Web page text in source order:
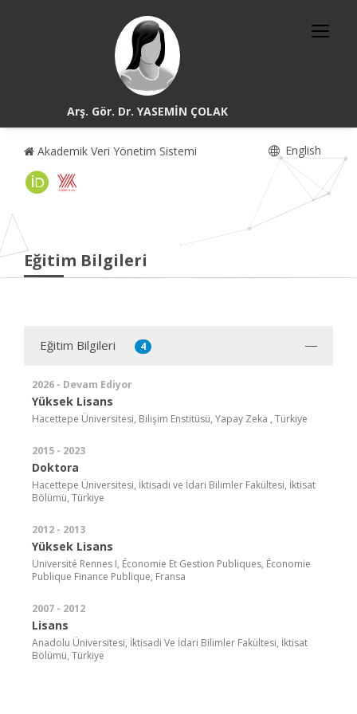
Arş. Gör. Dr. YASEMİN ÇOLAK
Akademik Veri Yönetim Sistemi English
Eğitim Bilgileri
Eğitim Bilgileri 4
2026 - Devam Ediyor
Yüksek Lisans
Hacettepe Üniversitesi, Bilişim Enstitüsü, Yapay Zeka , Türkiye
2015 - 2023
Doktora
Hacettepe Üniversitesi, İktisadi ve İdari Bilimler Fakültesi, İktisat
Bölümü, Türkiye
2012 - 2013
Yüksek Lisans
Université Rennes I, Économie Et Gestion Publiques, Économie
Publique Finance Publique, Fransa
2007 - 2012
Lisans
Anadolu Üniversitesi, İktisadi Ve İdari Bilimler Fakültesi, İktisat
Bölümü, Türkiye